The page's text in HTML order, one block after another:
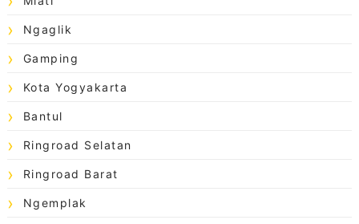
Ngaglik
Gamping
Kota Yogyakarta
Bantul
Ringroad Selatan
Ringroad Barat
Ngemplak